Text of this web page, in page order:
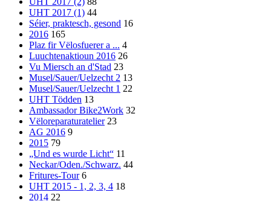
UHT 2017 (1) 44
Séier, praktesch, gesond 16
2016 165
Plaz fir Vëlosfuerer a ... 4
Luuchtenaktioun 2016 26
Vu Miersch an d'Stad 23
Musel/Sauer/Uelzecht 2 13
Musel/Sauer/Uelzecht 1 22
UHT Tödden 13
Ambassador Bike2Work 32
Vëloreparaturatelier 23
AG 2016 9
2015 79
„Und es wurde Licht“ 11
Neckar/Oden./Schwarz. 44
Fritures-Tour 6
UHT 2015 - 1, 2, 3, 4 18
2014 22